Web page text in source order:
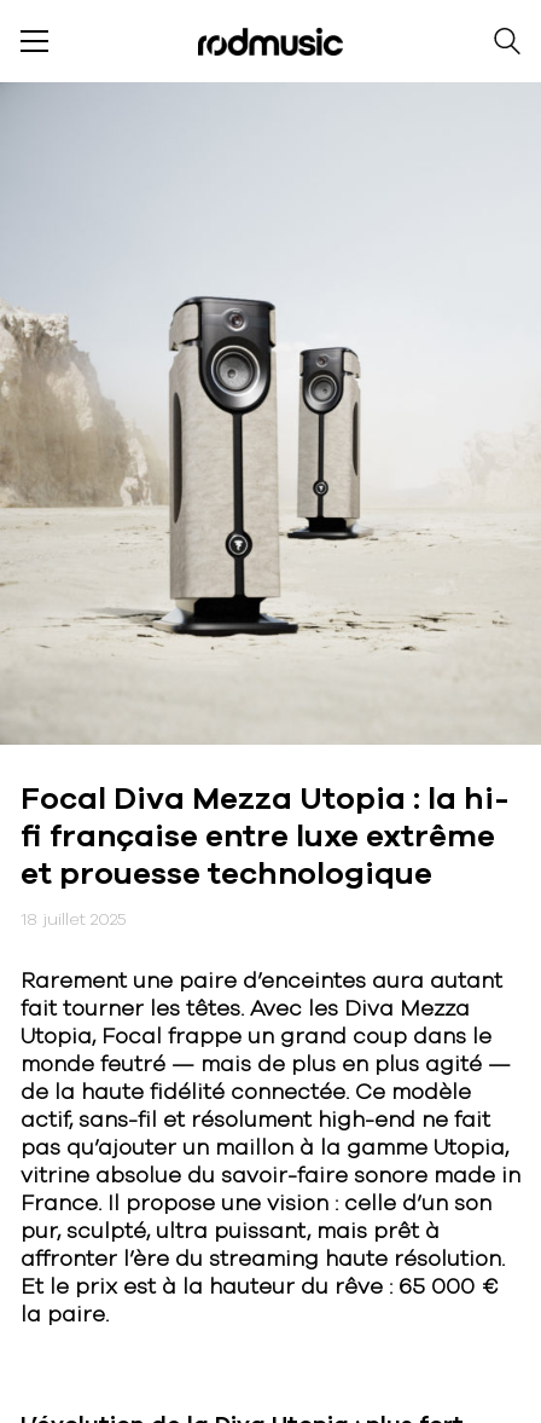
Focal Diva Mezza Utopia : la hi-
fi française entre luxe extrême
et prouesse technologique
18 juillet 2025
Rarement une paire d’enceintes aura autant
fait tourner les têtes. Avec les Diva Mezza
Utopia, Focal frappe un grand coup dans le
monde feutré — mais de plus en plus agité —
de la haute fidélité connectée. Ce modèle
actif, sans-fil et résolument high-end ne fait
pas qu’ajouter un maillon à la gamme Utopia,
vitrine absolue du savoir-faire sonore made in
France. Il propose une vision : celle d’un son
pur, sculpté, ultra puissant, mais prêt à
affronter l’ère du streaming haute résolution.
Et le prix est à la hauteur du rêve : 65 000 €
la paire.